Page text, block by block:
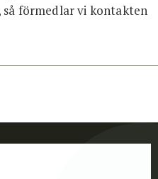
så förmedlar vi kontakten